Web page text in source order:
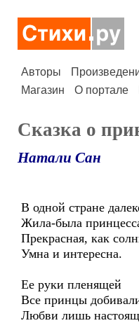
Авторы
Магазин
О портале
Сказка о
Натали Сан
В одной стране
Жила-была
Прекрасная, как
Умна и интересна.
Ее руки пленящей
Все принцы
Любви лишь